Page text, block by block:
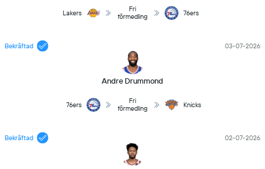
Lakers
Fri
förmedling
76ers
Bekräftad
Andre Drummond
03-07-2026
76ers
Fri
förmedling
Knicks
Bekräftad 02-07-2026